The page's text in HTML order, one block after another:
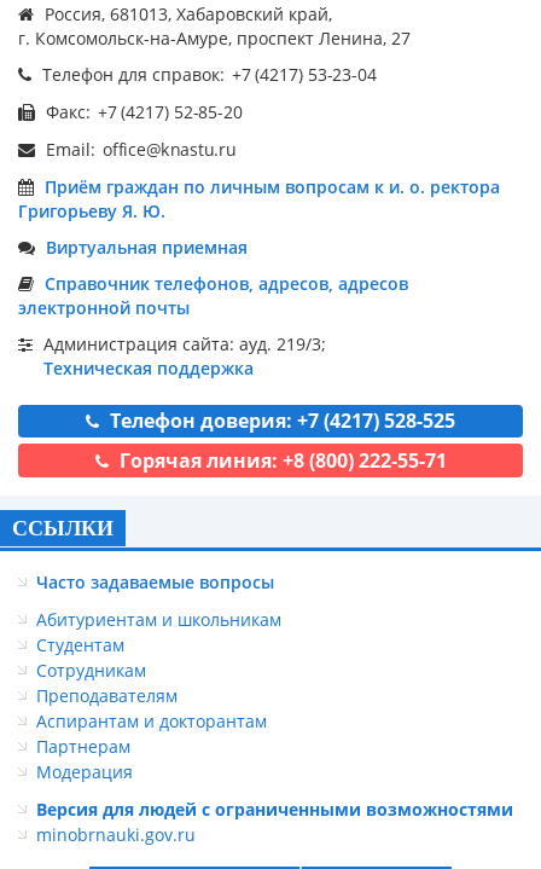
Россия, 681013, Хабаровский край,
г. Комсомольск-на-Амуре, проспект Ленина, 27
Телефон для справок:
Факс:
Email:
Приём граждан по личным вопросам к и. о. ректора
Григорьеву Я. Ю.
Виртуальная приемная
Справочник телефонов, адресов, адресов
электронной почты
Администрация сайта: ауд. 219/3;
Техническая поддержка
Телефон доверия: +7 (4217) 528-525
Горячая линия: +8 (800) 222-55-71
ССЫЛКИ
Часто задаваемые вопросы
Абитуриентам и школьникам
Студентам
Сотрудникам
Преподавателям
Аспирантам и докторантам
Партнерам
Модерация
Версия для людей с ограниченными возможностями
minobrnauki.gov.ru